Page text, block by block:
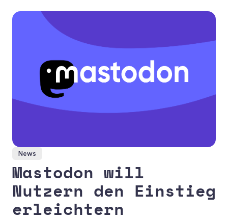
News
Mastodon will
Nutzern den Einstieg
erleichtern